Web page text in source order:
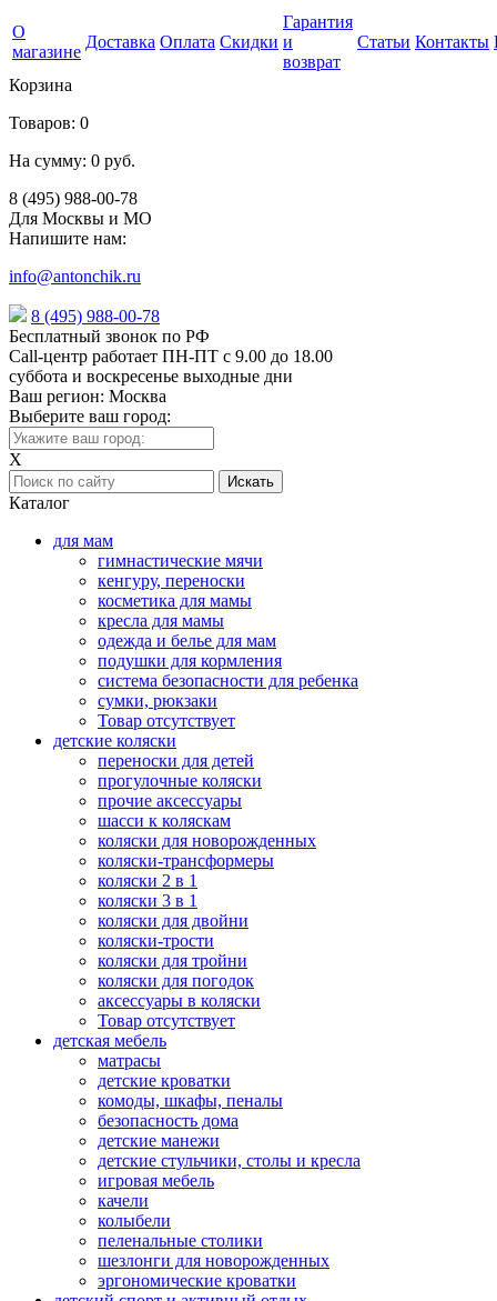
О
магазине
Доставка Оплата Скидки
Гарантия
и
возврат
Статьи Контакты
Корзина
Товаров: 0
На сумму: 0 руб.
8 (495) 988-00-78
Для Москвы и МО
Напишите нам:
info@antonchik.ru
8 (495) 988-00-78
Бесплатный звонок по РФ
Call-центр работает ПН-ПТ с 9.00 до 18.00
суббота и воскресенье выходные дни
Ваш регион: Москва
Выберите ваш город:
X
Каталог
для мам
гимнастические мячи
кенгуру, переноски
косметика для мамы
кресла для мамы
одежда и белье для мам
подушки для кормления
система безопасности для ребенка
сумки, рюкзаки
Товар отсутствует
детские коляски
переноски для детей
прогулочные коляски
прочие аксессуары
шасси к коляскам
коляски для новорожденных
коляски-трансформеры
коляски 2 в 1
коляски 3 в 1
коляски для двойни
коляски-трости
коляски для тройни
коляски для погодок
аксессуары в коляски
Товар отсутствует
детская мебель
матрасы
детские кроватки
комоды, шкафы, пеналы
безопасность дома
детские манежи
детские стульчики, столы и кресла
игровая мебель
качели
колыбели
пеленальные столики
шезлонги для новорожденных
эргономические кроватки